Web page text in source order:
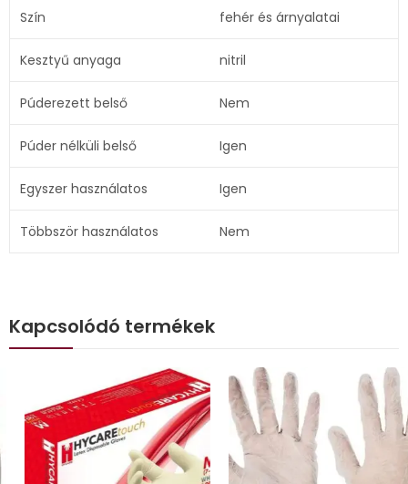
Szín fehér és árnyalatai
Kesztyű anyaga nitril
Púderezett belső Nem
Púder nélküli belső Igen
Egyszer használatos Igen
Többször használatos Nem
Kapcsolódó termékek